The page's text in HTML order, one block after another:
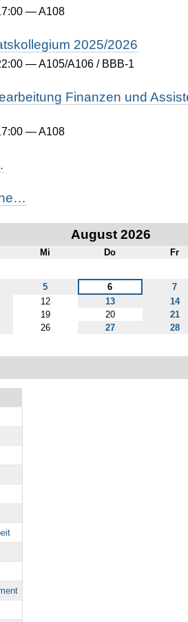
— A108
2025/2026
— A105/A106 / BBB-1
Finanzen und
— A108
August 2026
Mi Do Fr
5 6
7
12 13
14
19 20
21
26 27
28